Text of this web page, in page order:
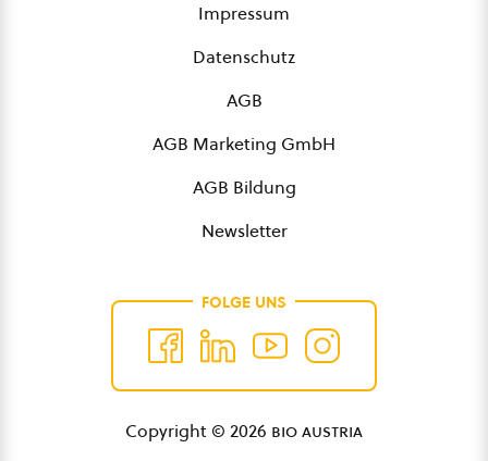
Impressum
Datenschutz
AGB
AGB Marketing GmbH
AGB Bildung
Newsletter
FOLGE UNS
Copyright © 2026 bio austria